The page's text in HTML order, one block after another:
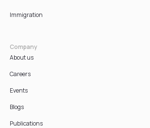
Immigration
Company
About us
Careers
Events
Blogs
Publications